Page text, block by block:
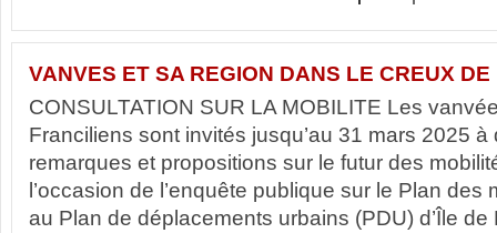
VANVES ET SA REGION DANS LE CREUX DE
CONSULTATION SUR LA MOBILITE Les
Franciliens sont invités jusqu’au 31 mars 2025
remarques et propositions sur le futur des
l’occasion de l’enquête publique sur le Plan
au Plan de déplacements urbains (PDU) d’Île